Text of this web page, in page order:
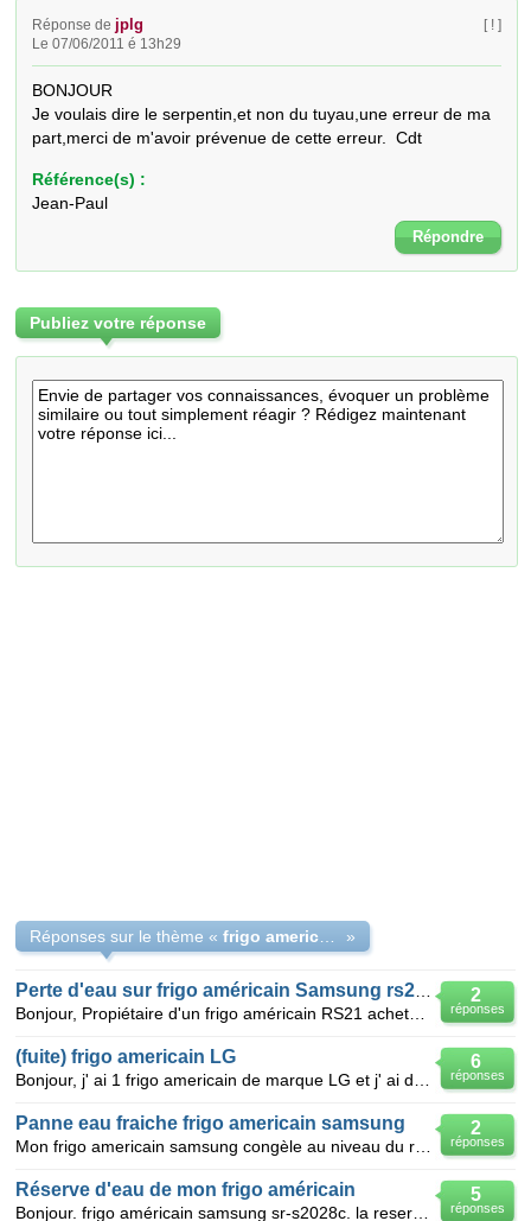
Réponse de jplg
Le 07/06/2011 é 13h29
[ ! ]
BONJOUR
Je voulais dire le serpentin,et non du tuyau,une erreur de ma
part,merci de m'avoir prévenue de cette erreur.  Cdt
Référence(s) :
Jean-Paul
Répondre
Publiez votre réponse
Réponses sur le thème « »
2
réponses
6
réponses
(fuite) frigo americain LG
2
réponses
Panne eau fraiche frigo americain samsung
5
réponses
Réserve d'eau de mon frigo américain